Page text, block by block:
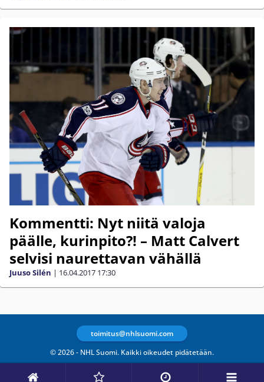
Kommentti: Nyt niitä valoja
päälle, kurinpito?! – Matt Calvert
selvisi naurettavan vähällä
Juuso Silén | 16.04.2017 17:30
© 2026 - NHL Suomi. Kaikki oikeudet pidätetään.
toimitus@nhlsuomi.com